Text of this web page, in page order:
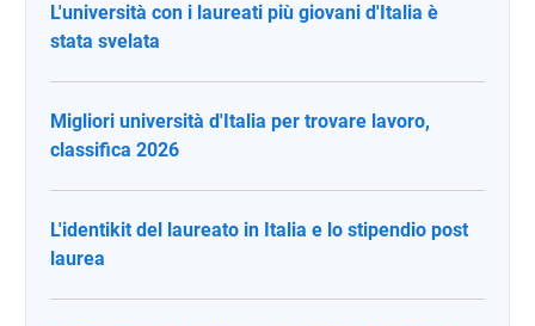
L'università con i laureati più giovani d'Italia è
stata svelata
Migliori università d'Italia per trovare lavoro,
classifica 2026
L'identikit del laureato in Italia e lo stipendio post
laurea